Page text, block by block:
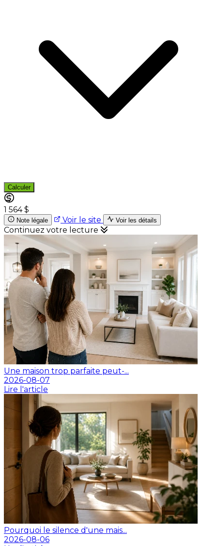
Calculer
1 564 $
Note légale Voir le site Voir les détails
Continuez votre lecture
Une maison trop parfaite peut-...
2026-08-07
Lire l'article
Pourquoi le silence d'une mais...
2026-08-06